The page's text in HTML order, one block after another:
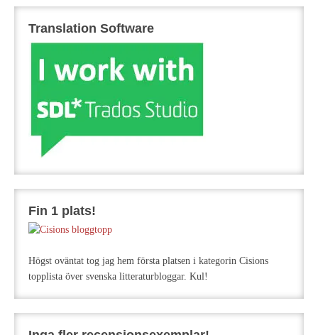
Translation Software
Fin 1 plats!
Högst oväntat tog jag hem första platsen i kategorin Cisions
topplista över svenska litteraturbloggar. Kul!